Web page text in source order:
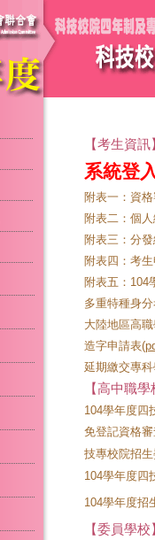
【考生資訊】
系統登
附表一：資
附表二：個
附表三：分
附表四：考
附表五：104
多重特種身
大陸地區高
造字申請表
延期繳交專
【高中職學
104學年度四
免登記資格
技專校院招
104學年度四
104學年度招
【委員學校】